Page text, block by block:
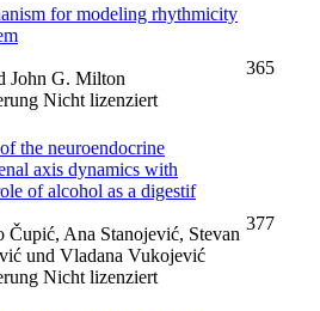
for modeling rhythmicity
John G. Milton
Nicht lizenziert
365
the neuroendocrine
axis dynamics with
of alcohol as a digestif
Ana Stanojević, Stevan
und Vladana Vukojević
Nicht lizenziert
377